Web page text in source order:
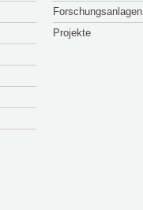
Forschungsanlagen
Projekte